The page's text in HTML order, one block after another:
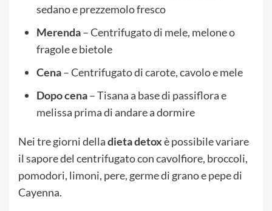
sedano e prezzemolo fresco
Merenda– Centrifugato di mele, melone o
fragole e bietole
Cena– Centrifugato di carote, cavolo e mele
Dopo cena– Tisana a base di passiflora e
melissa prima di andare a dormire
Nei tre giorni delladieta detoxè possibile variare
il sapore del centrifugato con cavolfiore, broccoli,
pomodori, limoni, pere, germe di grano e pepe di
Cayenna.